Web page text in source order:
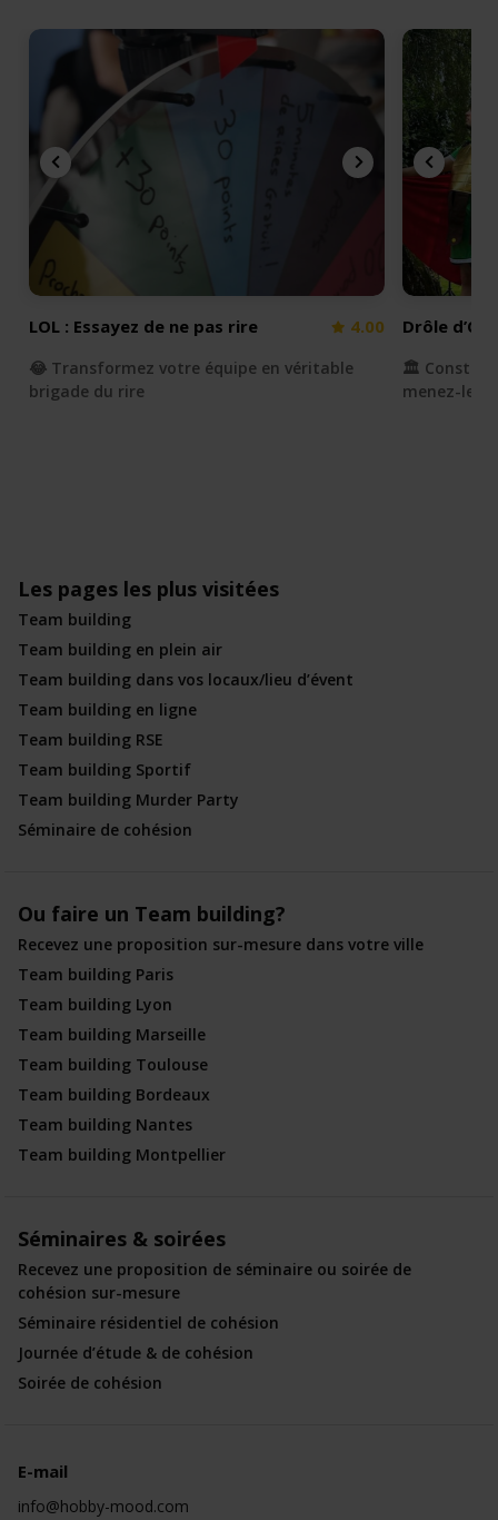
LOL : Essayez de ne pas rire 4.00
😂 Transformez votre équipe en véritable
brigade du rire
Drôle
🏛️
menez-le à
Les pages les plus visitées
Team building
Team building en plein air
Team building dans vos locaux/lieu d’évent
Team building en ligne
Team building RSE
Team building Sportif
Team building Murder Party
Séminaire de cohésion
Ou faire un Team building?
Recevez une proposition sur-mesure dans votre ville
Team building Paris
Team building Lyon
Team building Marseille
Team building Toulouse
Team building Bordeaux
Team building Nantes
Team building Montpellier
Séminaires & soirées
Recevez une proposition de séminaire ou soirée de
cohésion sur-mesure
Séminaire résidentiel de cohésion
Journée d’étude & de cohésion
Soirée de cohésion
E-mail
info@hobby-mood.com